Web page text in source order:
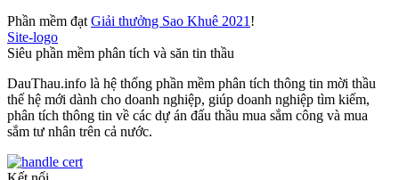
Phần mềm đạt Giải thưởng Sao Khuê 2021 !
Site-logo
Siêu phần mềm phân tích và săn tin thầu
DauThau.info là hệ thống phần mềm phân tích thông tin mời thầu
thế hệ mới dành cho doanh nghiệp, giúp doanh nghiệp tìm kiếm,
phân tích thông tin về các dự án đấu thầu mua sắm công và mua
sắm tư nhân trên cả nước.